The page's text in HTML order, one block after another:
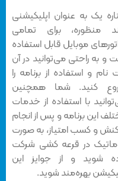
یک به عنوان اپلیکیشنی
برای تمامی
موبایل قابل استفاده
راحتی می‌توانید در آن
و استفاده از برنامه را
کنید. شما همچنین
با استفاده از خدمات
برنامه و پس از انجام
و کسب امتیاز، به صورت
در قرعه کشی شرکت
و از جوایز این
بهره‌مند شوید.